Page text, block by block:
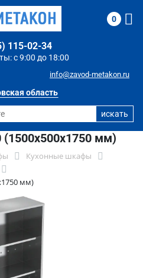
область
с 9:00 до 18:00
115-02-34
info@zavod-metakon.ru
0
мм)
Кухонные шкафы
мм)